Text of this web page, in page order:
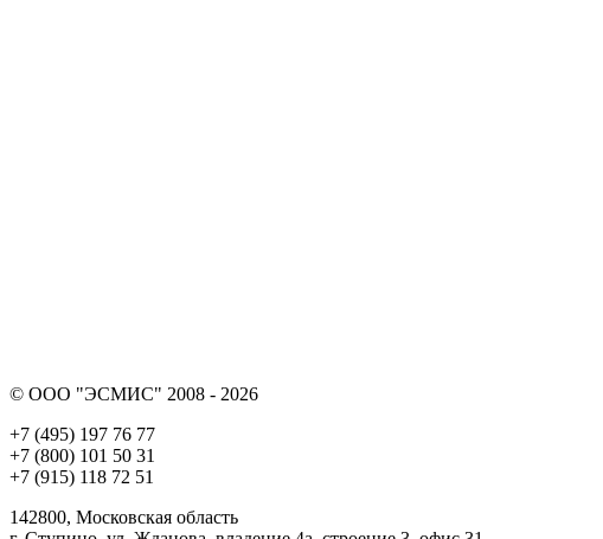
© ООО "ЭСМИС" 2008 - 2026
+7 (495) 197 76 77
+7 (800) 101 50 31
+7 (915) 118 72 51
142800, Московская область